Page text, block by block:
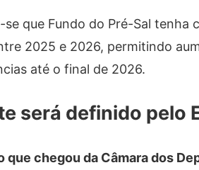
se que Fundo do Pré-Sal tenha
2025 e 2026, permitindo
até o final de 2026.
será definido pelo
que chegou da Câmara dos